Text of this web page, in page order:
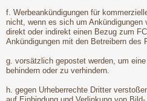
f. Werbeankündigungen für
nicht, wenn es sich um Ankündigungen
direkt oder indirekt einen Bezug zum
Ankündigungen mit den Betreibern des
g. vorsätzlich gepostet werden, um
behindern oder zu verhindern.
h. gegen Urheberrechte Dritter